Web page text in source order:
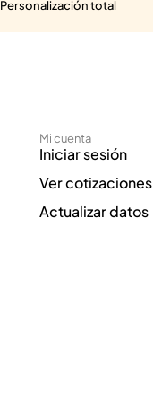
Personalización total
Mi cuenta
Iniciar sesión
Ver cotizaciones
Actualizar datos